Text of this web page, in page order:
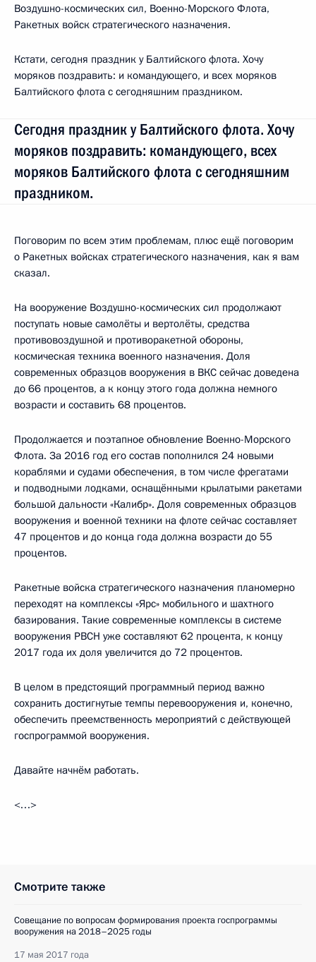
Воздушно-космических сил, Военно-Морского Флота,
Ракетных войск стратегического назначения.
Кстати, сегодня праздник у Балтийского флота. Хочу
моряков поздравить: и командующего, и всех моряков
Балтийского флота с сегодняшним праздником.
Сегодня праздник у Балтийского флота. Хочу
моряков поздравить: командующего, всех
моряков Балтийского флота с сегодняшним
праздником.
Поговорим по всем этим проблемам, плюс ещё поговорим
о Ракетных войсках стратегического назначения, как я вам
сказал.
На вооружение Воздушно-космических сил продолжают
поступать новые самолёты и вертолёты, средства
противовоздушной и противоракетной обороны,
космическая техника военного назначения. Доля
современных образцов вооружения в ВКС сейчас доведена
до 66 процентов, а к концу этого года должна немного
возрасти и составить 68 процентов.
Продолжается и поэтапное обновление Военно-Морского
Флота. За 2016 год его состав пополнился 24 новыми
кораблями и судами обеспечения, в том числе фрегатами
и подводными лодками, оснащёнными крылатыми ракетами
большой дальности «Калибр». Доля современных образцов
вооружения и военной техники на флоте сейчас составляет
47 процентов и до конца года должна возрасти до 55
процентов.
Ракетные войска стратегического назначения планомерно
переходят на комплексы «Ярс» мобильного и шахтного
базирования. Такие современные комплексы в системе
вооружения РВСН уже составляют 62 процента, к концу
2017 года их доля увеличится до 72 процентов.
В целом в предстоящий программный период важно
сохранить достигнутые темпы перевооружения и, конечно,
обеспечить преемственность мероприятий с действующей
госпрограммой вооружения.
Давайте начнём работать.
<…>
Смотрите также
Совещание по вопросам формирования проекта госпрограммы
вооружения на 2018–2025 годы
17 мая 2017 года